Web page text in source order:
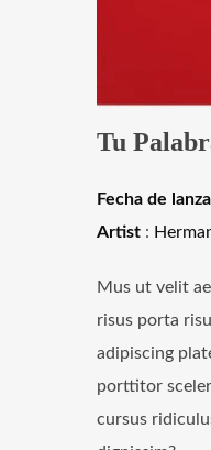
Tu
Fecha de
Artist :
Mus ut velit
risus porta
adipiscing
porttitor
cursus